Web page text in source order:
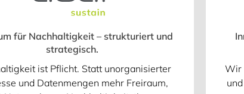
für Nachhaltigkeit – strukturiert und
strategisch.
ist Pflicht. Statt unorganisierter
und Datenmengen mehr Freiraum,
Wir